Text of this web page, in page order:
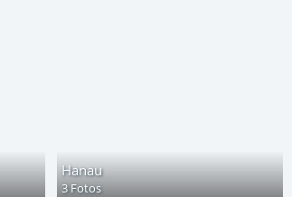
Hanau
3 Fotos